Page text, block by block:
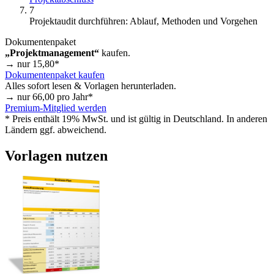
7
Projektaudit durchführen: Ablauf, Methoden und Vorgehen
Dokumentenpaket
„Projektmanagement“ kaufen.
→ nur 15,80*
Dokumentenpaket kaufen
Alles sofort lesen & Vorlagen herunterladen.
→ nur66,00 pro Jahr*
Premium-Mitglied werden
* Preis enthält 19% MwSt. und ist gültig in Deutschland. In anderen
Ländern ggf. abweichend.
Vorlagen nutzen